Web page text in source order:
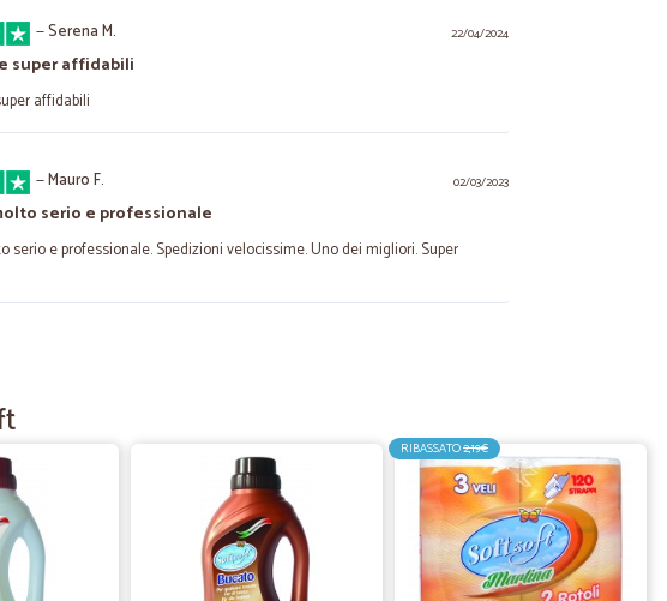
22/04/2024
—Serena M.
super affidabili
affidabili
02/03/2023
—Mauro F.
serio e professionale
serio e professionale. Spedizioni velocissime. Uno dei migliori. Super
delle ciliegie e la catena del freddo devono aver avuto dei
29/03/2022
—
RIBASSATO2,19€